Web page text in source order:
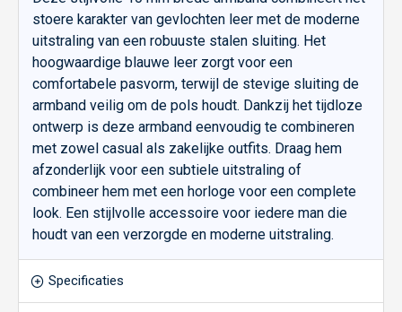
stoere karakter van gevlochten leer met de moderne
uitstraling van een robuuste stalen sluiting. Het
hoogwaardige blauwe leer zorgt voor een
comfortabele pasvorm, terwijl de stevige sluiting de
armband veilig om de pols houdt. Dankzij het tijdloze
ontwerp is deze armband eenvoudig te combineren
met zowel casual als zakelijke outfits. Draag hem
afzonderlijk voor een subtiele uitstraling of
combineer hem met een horloge voor een complete
look. Een stijlvolle accessoire voor iedere man die
houdt van een verzorgde en moderne uitstraling.
Specificaties